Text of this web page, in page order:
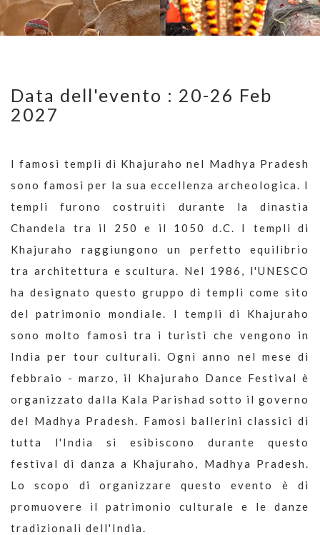
Data dell'evento : 20-26 Feb
2027
I famosi templi di Khajuraho nel Madhya Pradesh
sono famosi per la sua eccellenza archeologica. I
templi furono costruiti durante la dinastia
Chandela tra il 250 e il 1050 d.C. I templi di
Khajuraho raggiungono un perfetto equilibrio
tra architettura e scultura. Nel 1986, l'UNESCO
ha designato questo gruppo di templi come sito
del patrimonio mondiale. I templi di Khajuraho
sono molto famosi tra i turisti che vengono in
India per tour culturali. Ogni anno nel mese di
febbraio - marzo, il Khajuraho Dance Festival è
organizzato dalla Kala Parishad sotto il governo
del Madhya Pradesh. Famosi ballerini classici di
tutta l'India si esibiscono durante questo
festival di danza a Khajuraho, Madhya Pradesh.
Lo scopo di organizzare questo evento è di
promuovere il patrimonio culturale e le danze
tradizionali dell'India.